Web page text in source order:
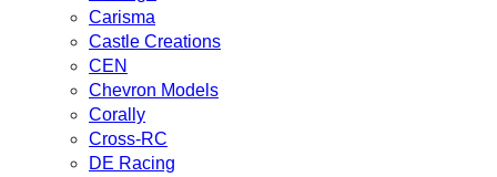
Carisma
Castle Creations
CEN
Chevron Models
Corally
Cross-RC
DE Racing